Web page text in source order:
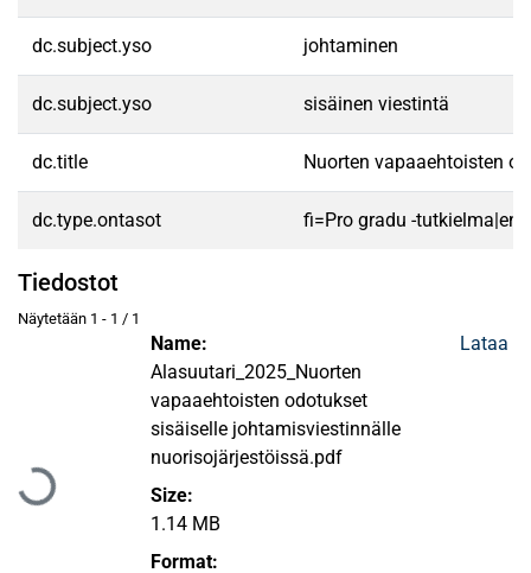
dc.subject.yso johtaminen
dc.subject.yso sisäinen viestintä
dc.title Nuorten vapaaehtoisten
dc.type.ontasot fi=Pro gradu -
Tiedostot
Näytetään 1 - 1 / 1
Ladataan...
Name:
Alasuutari_2025_Nuorten
vapaaehtoisten odotukset
sisäiselle johtamisviestinnälle
nuorisojärjestöissä.pdf
Size:
1.14 MB
Format:
Lataa